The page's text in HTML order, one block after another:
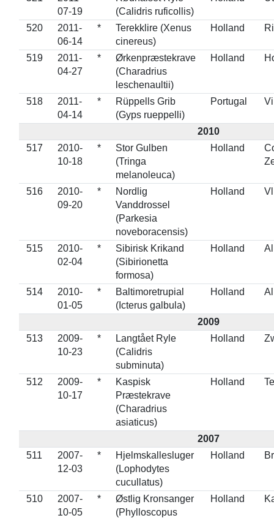
07-19
(Calidris ruficollis)
520
2011-
06-14
*
Terekklire (Xenus
cinereus)
Holland
519
2011-
04-27
*
Ørkenpræstekrave
(Charadrius
leschenaultii)
Holland
518
2011-
04-14
*
Rüppells Grib
(Gyps rueppelli)
Portugal
2010
517
2010-
10-18
*
Stor Gulben
(Tringa
melanoleuca)
Holland
516
2010-
09-20
*
Nordlig
Vanddrossel
(Parkesia
noveboracensis)
Holland
515
2010-
02-04
*
Sibirisk Krikand
(Sibirionetta
formosa)
Holland
514
2010-
01-05
*
Baltimoretrupial
(Icterus galbula)
Holland
2009
513
2009-
10-23
*
Langtået Ryle
(Calidris
subminuta)
Holland
512
2009-
10-17
*
Kaspisk
Præstekrave
(Charadrius
asiaticus)
Holland
2007
511
2007-
12-03
*
Hjelmskallesluger
(Lophodytes
cucullatus)
Holland
510
2007-
10-05
*
Østlig Kronsanger
(Phylloscopus
Holland